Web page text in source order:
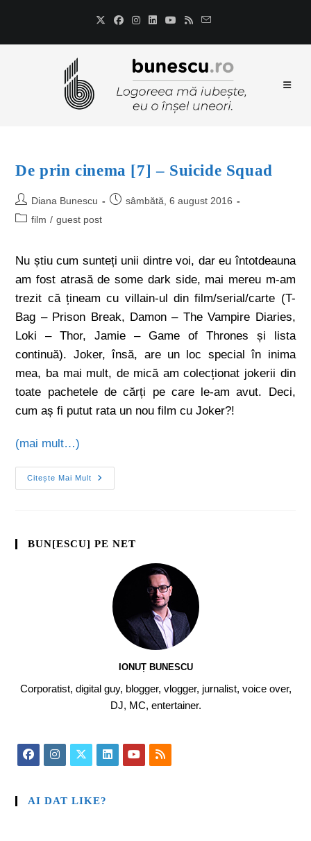
De prin cinema [7] – Suicide Squad
Diana Bunescu
sâmbătă, 6 august 2016
film / guest post
Nu știu cum sunteți unii dintre voi, dar eu întotdeauna
am fost atrasă de some dark side, mai mereu m-am
trezit că țineam cu villain-ul din film/serial/carte (T-
Bag – Prison Break, Damon – The Vampire Diaries,
Loki – Thor, Jamie – Game of Thrones și lista
continuă). Joker, însă, are un loc special în inima
mea, ba mai mult, de mică am colecționat jokerii din
toate pachetele de cărți pe care le-am avut. Deci,
cum aș fi putut rata un nou film cu Joker?!
(mai mult…)
Citește Mai Mult
BUN[ESCU] PE NET
IONUȚ BUNESCU
Corporatist, digital guy, blogger, vlogger, jurnalist, voice over,
DJ, MC, entertainer.
AI DAT LIKE?